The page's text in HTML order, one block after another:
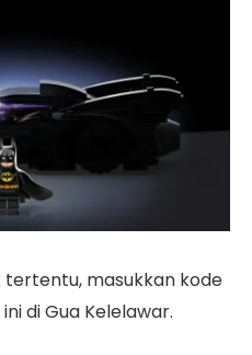
masukkan kode
di Gua Kelelawar.